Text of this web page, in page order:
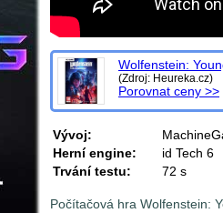
Wolfenstein:
(Zdroj: Heureka.cz)
Porovnat ceny >>
Vývoj:
Herní engine:
id Tech 6
Trvání testu:
72 s
Počítačová hra Wolfenstein: